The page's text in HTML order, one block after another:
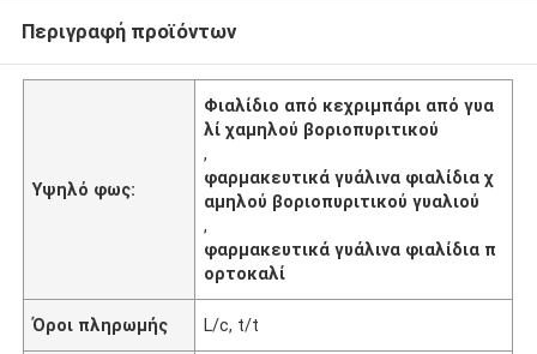
Περιγραφή προϊόντων
Υψηλό φως:
Φιαλίδιο από κεχριμπάρι από γυα
λί χαμηλού βοριοπυριτικού
,
φαρμακευτικά γυάλινα φιαλίδια χ
αμηλού βοριοπυριτικού γυαλιού
,
φαρμακευτικά γυάλινα φιαλίδια π
ορτοκαλί
Όροι πληρωμής L/c, t/t